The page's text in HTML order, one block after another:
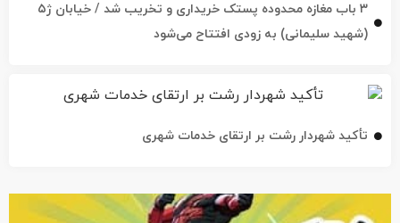
۳ باب مغازه محدوده پستک خریداری و تخریب شد / خیابان ژ۵
(شهید سلیمانی) به زودی افتتاح می‌شود
تأکید شهردار رشت بر ارتقای خدمات شهری